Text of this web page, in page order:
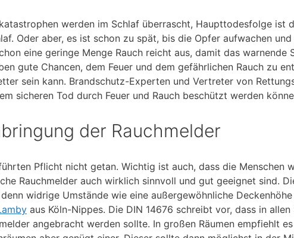
werden im Schlaf überrascht, Haupttodesfolge ist
Oder aber, es ist schon zu spät, bis die Opfer aufwachen
eine geringe Menge Rauch reicht aus, damit das
gute Chancen, dem Feuer und dem gefährlichen Rauch zu
sein kann. Brandschutz-Experten und Vertreter von
sicheren Tod durch Feuer und Rauch beschützt werden
der Rauchmelder
Pflicht nicht getan. Wichtig ist auch, dass die Menschen
Rauchmelder auch wirklich sinnvoll und gut geeignet sind.
widrige Umstände wie eine außergewöhnliche
aus Köln-Nippes. Die DIN 14676 schreibt vor, dass in
angebracht werden sollte. In großen Räumen empfiehlt